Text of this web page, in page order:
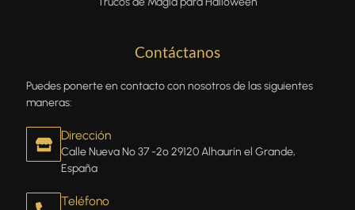
Contáctanos
Puedes ponerte en contacto con nosotros de las siguientes
maneras:
Dirección
Calle Nueva Nº 37 -2º 29120 Alhaurín el Grande,
España
Teléfono